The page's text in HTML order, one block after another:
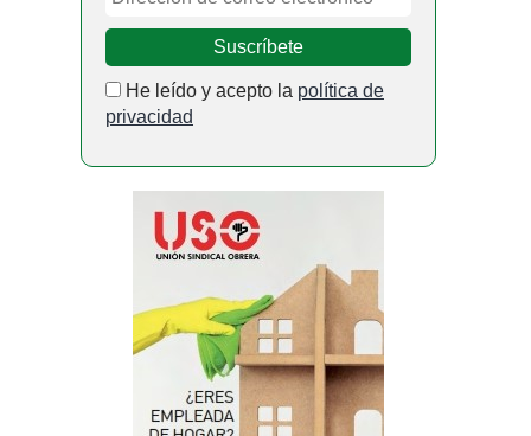
He leído y acepto la política de
privacidad